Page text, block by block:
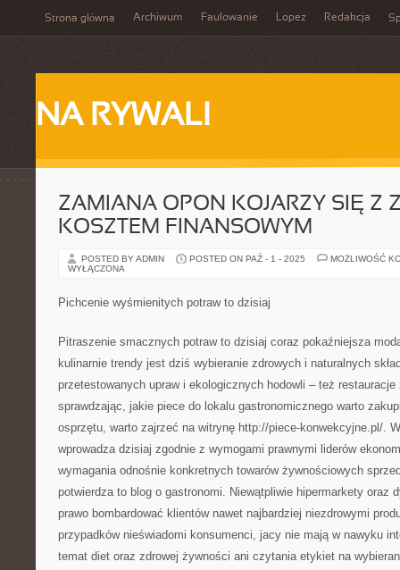
Strona główna Archiwum Faulowanie Lopez Redakcja
NA RYWALI
ZAMIANA OPON KOJARZY SIĘ Z
KOSZTEM FINANSOWYM
POSTED BY ADMIN POSTED ON PAŹ - 1 - 2025
MOŻLIWOŚĆ
WYŁĄCZONA
Pichcenie wyśmienitych potraw to dzisiaj
Pitraszenie smacznych potraw to dzisiaj coraz pokaźniejsza
kulinarnie trendy jest dziś wybieranie zdrowych i naturalnych
przetestowanych upraw i ekologicznych hodowli – też restauracje
sprawdzając, jakie piece do lokalu gastronomicznego warto
osprzętu, warto zajrzeć na witrynę http://piece-konwekcyjne.pl/.
wprowadza dzisiaj zgodnie z wymogami prawnymi liderów
wymagania odnośnie konkretnych towarów żywnościowych
potwierdza to blog o gastronomi. Niewątpliwie hipermarkety oraz
prawo bombardować klientów nawet najbardziej niezdrowymi
przypadków nieświadomi konsumenci, jacy nie mają w nawyku
temat diet oraz zdrowej żywności ani czytania etykiet na